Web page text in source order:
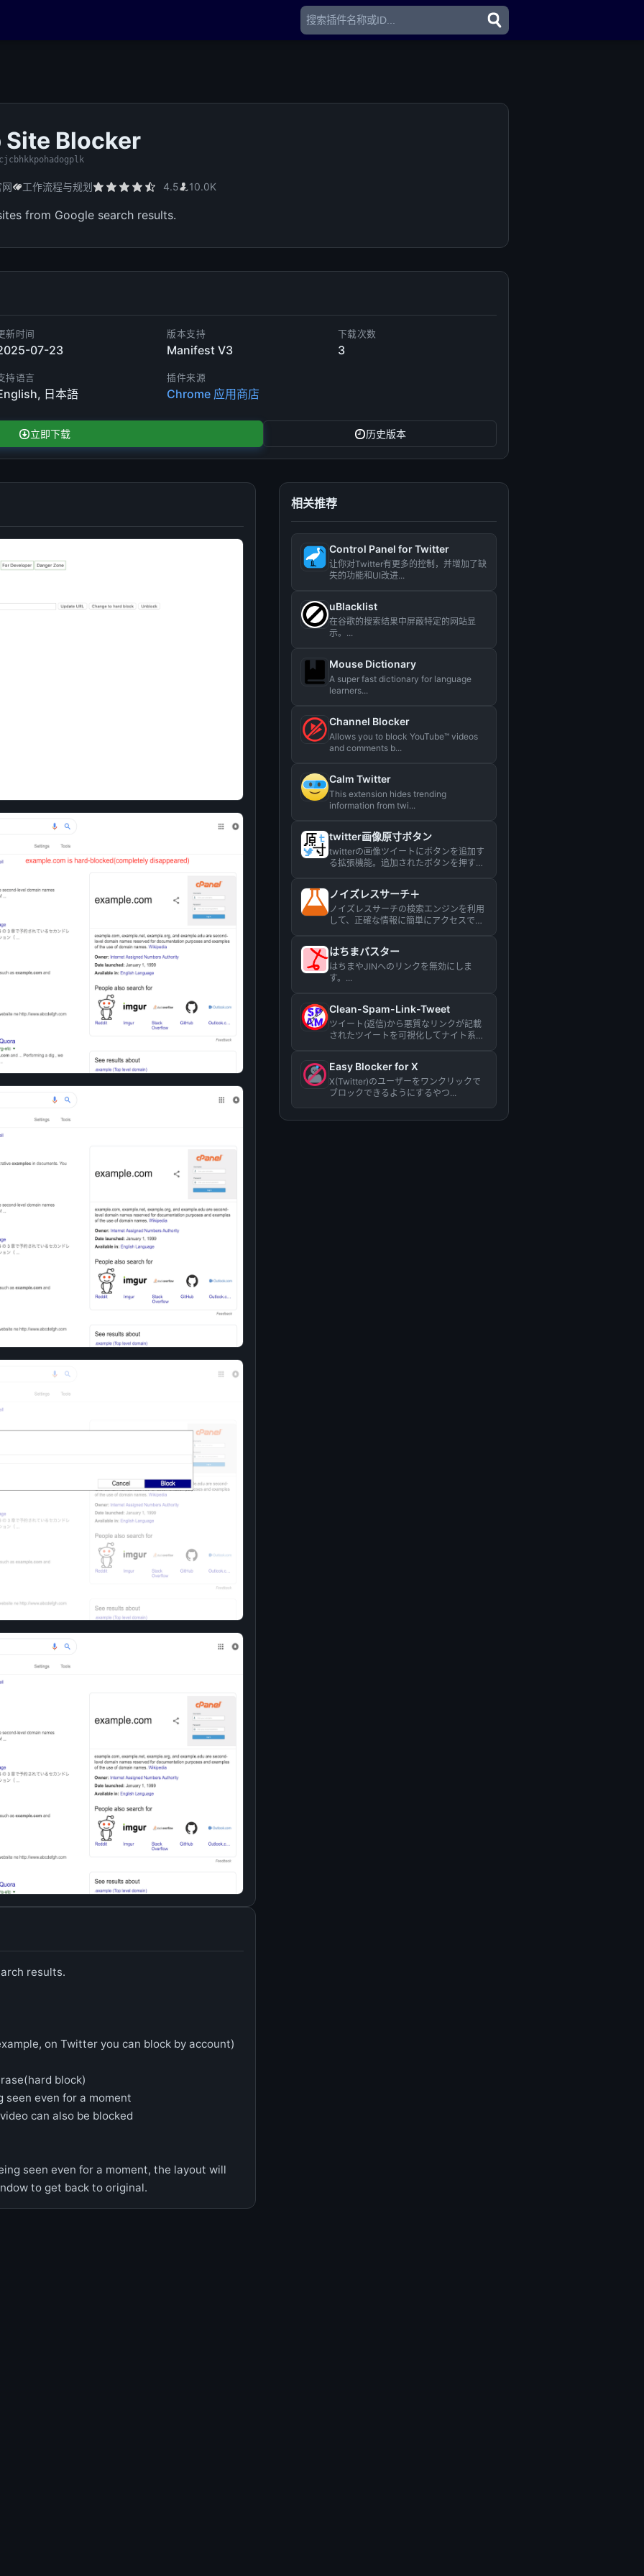
Site Blocker
工作流程与规划 4.5 10.0K
from Google search results.
新时间
07-23
版本支持
Manifest V3
下载次数
3
持语言
日本語
插件来源
Chrome 应用商店
立即下载 历史版本
results.
on Twitter you can block by account)
block)
even for a moment
can also be blocked
seen even for a moment, the layout will
to get back to original.
相关推荐
Control Panel for Twitter
让你对Twitter有更多的控制，并增加了缺
失的功能和UI改进...
uBlacklist
在谷歌的搜索结果中屏蔽特定的网站显
示。...
Mouse Dictionary
A super fast dictionary for language
learners...
Channel Blocker
Allows you to block YouTube™ videos
and comments b...
Calm Twitter
This extension hides trending
information from twi...
twitter画像原寸ボタン
twitterの画像ツイートにボタンを追加す
る拡張機能。追加されたボタンを押すと
ノイズレスサーチ＋
ノイズレスサーチの検索エンジンを利用
して、正確な情報に簡単にアクセスでき
はちまバスター
はちまやJINへのリンクを無効にしま
す。...
Clean-Spam-Link-Tweet
ツイート(返信)から悪質なリンクが記載
されたツイートを可視化してナイト系ス
Easy Blocker for X
X(Twitter)のユーザーをワンクリックで
ブロックできるようにするやつ...